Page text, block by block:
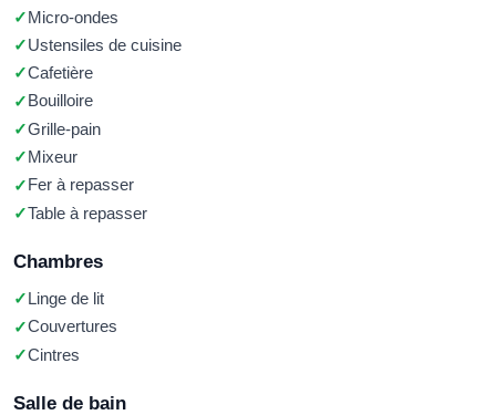
Micro-ondes
Ustensiles de cuisine
Cafetière
Bouilloire
Grille-pain
Mixeur
Fer à repasser
Table à repasser
Chambres
Linge de lit
Couvertures
Cintres
Salle de bain